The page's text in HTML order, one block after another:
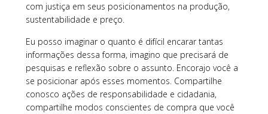
com justiça em seus posicionamentos na produção,
sustentabilidade e preço.
Eu posso imaginar o quanto é difícil encarar tantas
informações dessa forma, imagino que precisará de
pesquisas e reflexão sobre o assunto. Encorajo você a
se posicionar após esses momentos. Compartilhe
conosco ações de responsabilidade e cidadania,
compartilhe modos conscientes de compra que você